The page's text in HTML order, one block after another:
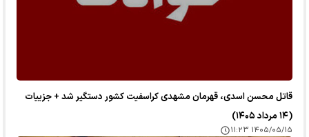
قاتل محسن اسدی، قهرمان مشهدی کراسفیت کشور دستگیر شد + جزییات
(۱۴ مرداد ۱۴۰۵)
۱۴۰۵/۰۵/۱۵ ۱۱:۲۳